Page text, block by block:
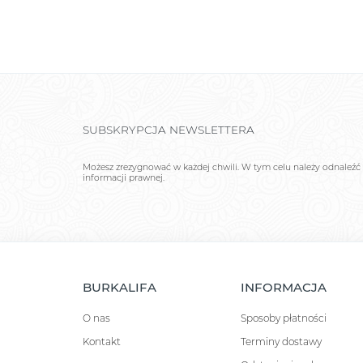
SUBSKRYPCJA NEWSLETTERA
Możesz zrezygnować w każdej chwili. W tym celu należy odnaleźć
informacji prawnej.
BURKALIFA
O nas
Kontakt
INFORMACJA
Sposoby płatności
Terminy dostawy